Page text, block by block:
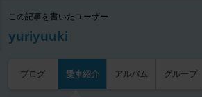
この記事を書いたユーザー
yuriyuuki
ブログ 愛車紹介 アルバム グループ